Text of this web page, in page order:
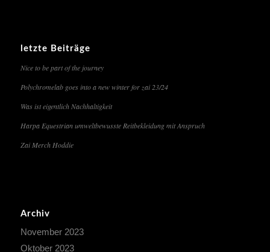
letzte Beiträge
Nice to be part of the journey
Polychromelab goes into a new winter for zai 23/24
Was ist eigentlich Nachhaltigkeit
Harpa Equestrian umweltbewusste Reitbekleidung mit Anspruch
Zai Merch Hoddie
Archiv
November 2023
Oktober 2023